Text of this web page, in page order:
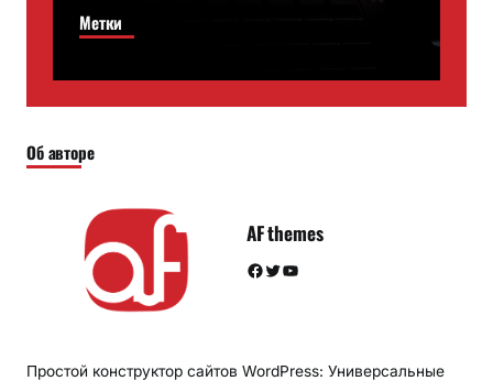
Метки
Об авторе
AF themes
Facebook Twitter YouTube
Простой конструктор сайтов WordPress: Универсальные